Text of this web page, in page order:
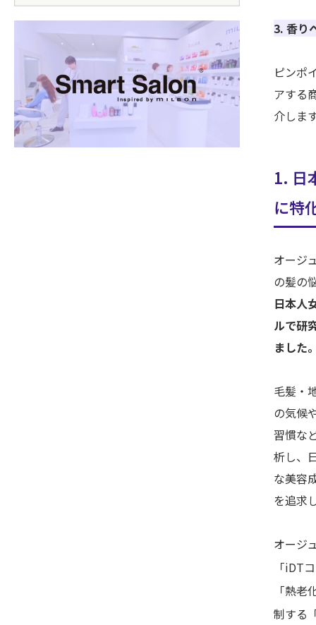
3. 香り
ピンポ
アする
介しま
1. 日
に特
オージ
の髪の
日本人
ルで研
ました
毛髪・
の気候
習慣な
析し、
な美容
を追求
オージ
「iDT
「熱老
制する